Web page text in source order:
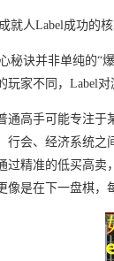
就人Label成功的
秘诀并非单纯的“
玩家不同，Label
通高手可能专注于
行会、经济系统之
过精准的低买高卖
像是在下一盘棋，